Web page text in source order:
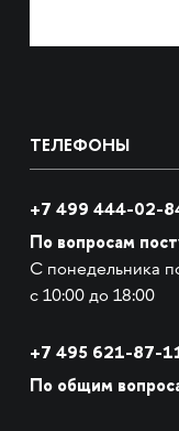
ТЕЛЕФОНЫ
+7 499 444-02-
По вопросам
С понедельника
с 10:00 до 18:00
+7 495 621-87-
По общим